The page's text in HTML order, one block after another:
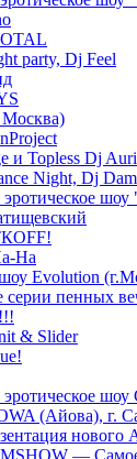
party, Dj Feel
Москва)
и Topless Dj
Night, Dj
шоу
На
Evolution
серии пенных
& Slider
(Айова), г.
нового
—